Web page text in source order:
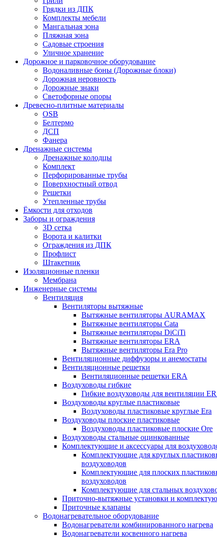
Грядки из ДПК
Комплекты мебели
Мангальная зона
Пляжная зона
Садовые строения
Уличное хранение
Дорожное и парковочное оборудование
Водоналивные боны (Дорожные блоки)
Дорожная неровность
Дорожные знаки
Светофорные опоры
Древесно-плитные материалы
OSB
Белтермо
ДСП
Фанера
Дренажные системы
Дренажные колодцы
Комплект
Перфорированные трубы
Поверхностный отвод
Решетки
Утепленные трубы
Ёмкости для отходов
Заборы и ограждения
3D сетка
Ворота и калитки
Ограждения из ДПК
Профлист
Штакетник
Изоляционные пленки
Мембрана
Инженерные системы
Вентиляция
Вентиляторы вытяжные
Вытяжные вентиляторы AURAMAX
Вытяжные вентиляторы Cata
Вытяжные вентиляторы DiCiTi
Вытяжные вентиляторы ERA
Вытяжные вентиляторы Era Pro
Вентиляционные диффузоры и анемостаты
Вентиляционные решетки
Вентиляционные решетки ERA
Воздуховоды гибкие
Гибкие воздуховоды для вентиляции
Воздуховоды круглые пластиковые
Воздуховоды пластиковые круглые Era
Воздуховоды плоские пластиковые
Воздуховоды пластиковые плоские Ore
Воздуховоды стальные оцинкованные
Комплектующие и аксессуары для
Комплектующие для круглых
воздуховодов
Комплектующие для плоских
воздуховодов
Комплектующие для стальных
Приточно-вытяжные установки и
Приточные клапаны
Водонагревательное оборудование
Водонагреватели комбинированного нагрева
Водонагреватели косвенного нагрева